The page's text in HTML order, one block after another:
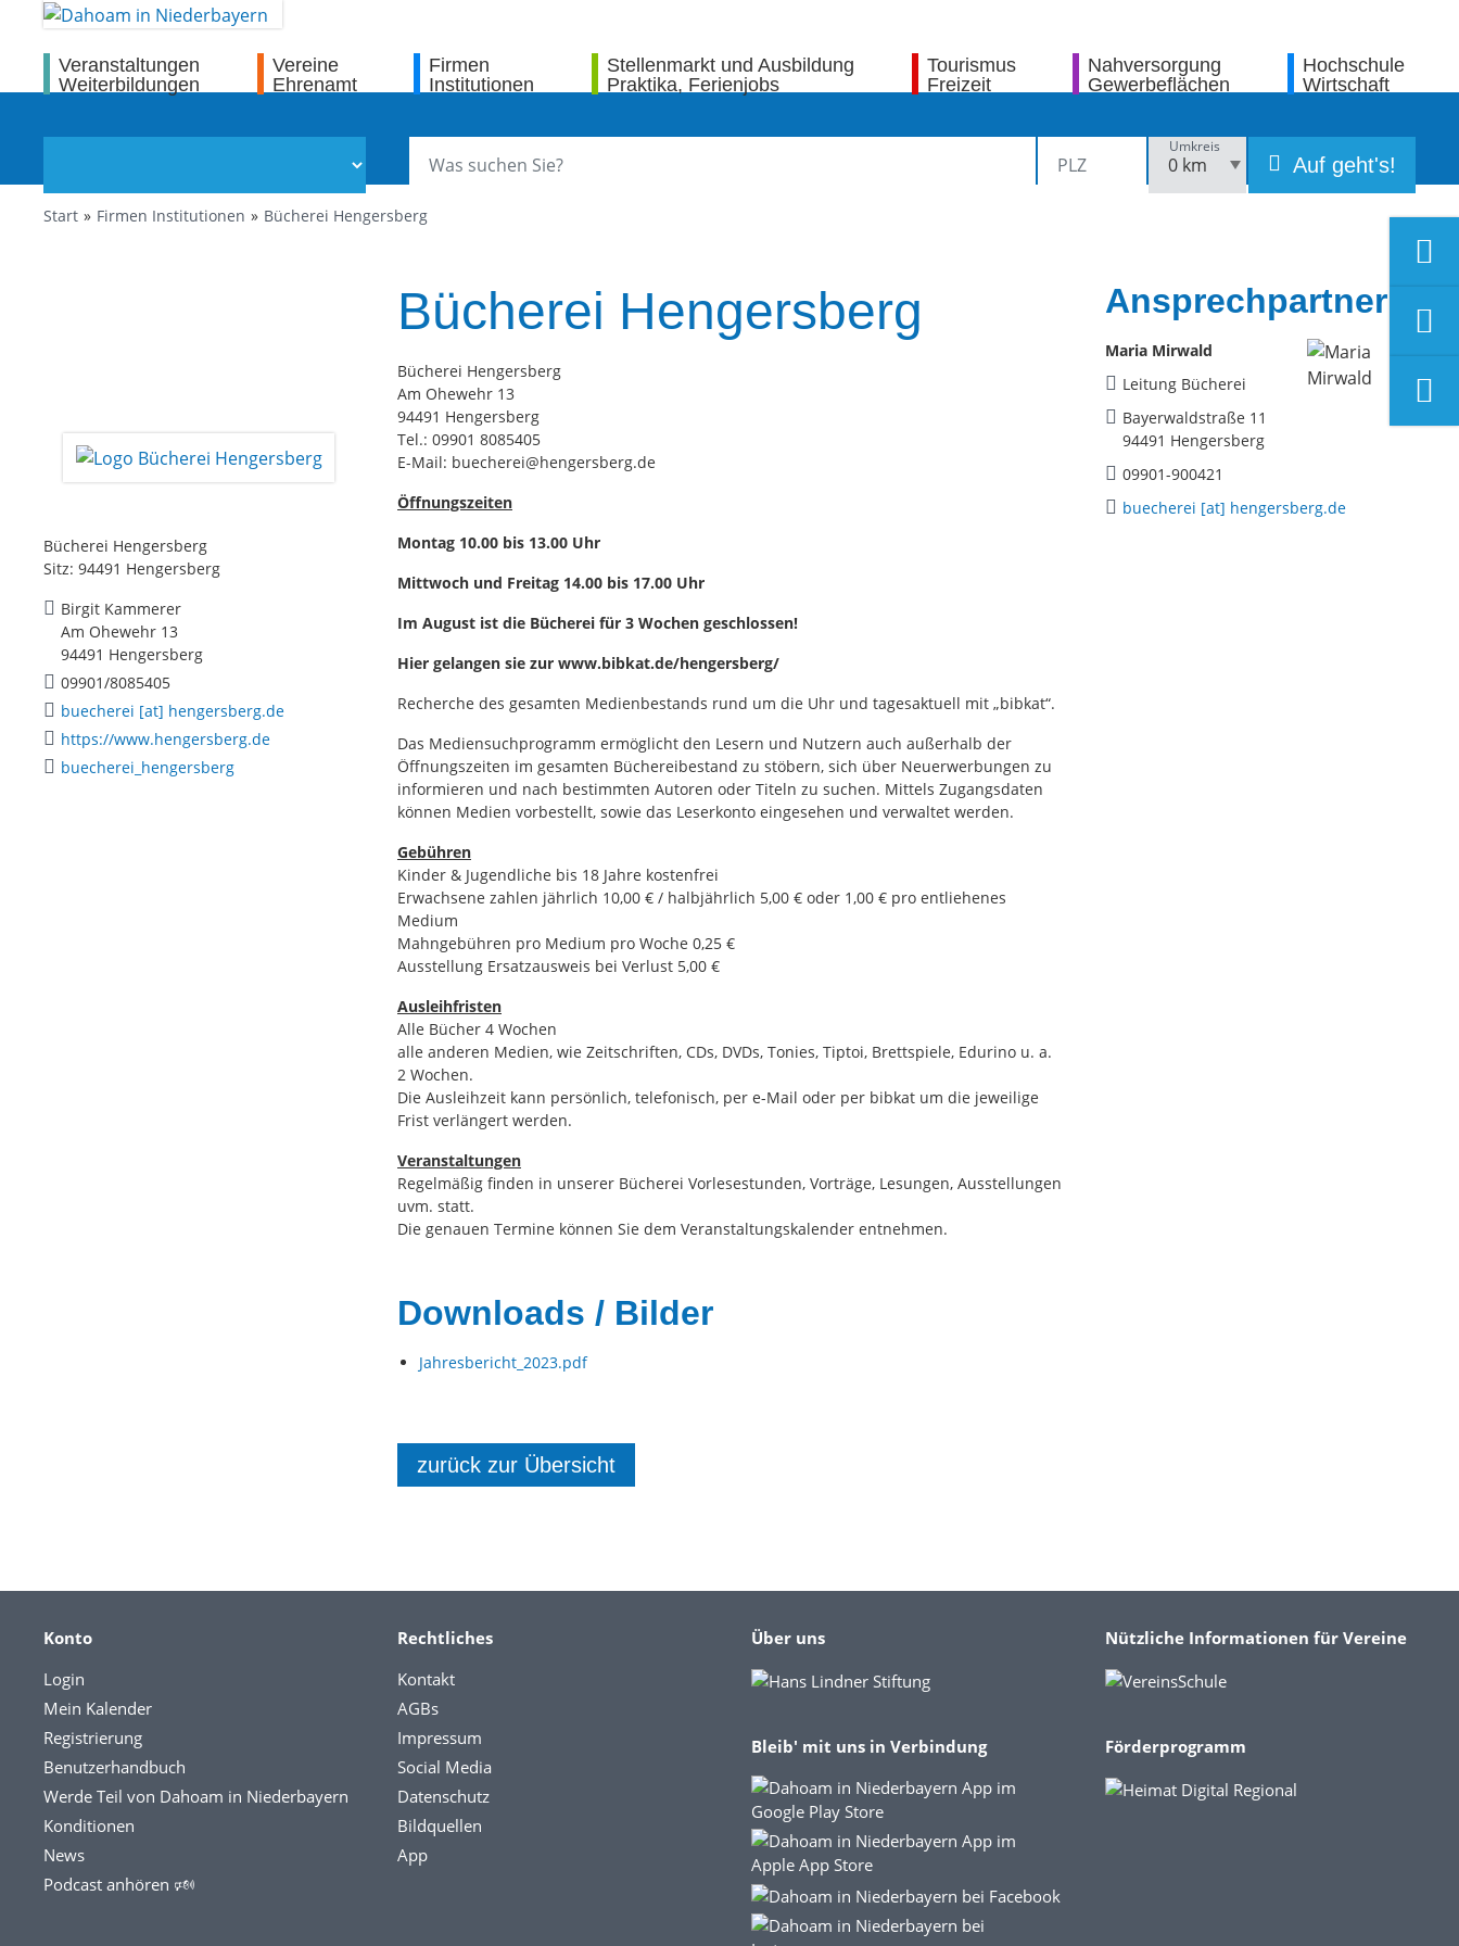
Veranstaltungen
Weiterbildungen
Vereine
Ehrenamt
Firmen
Institutionen
Stellenmarkt und Ausbildung
Praktika, Ferienjobs
Tourismus
Freizeit
Nahversorgung
Gewerbeflächen
Hochschule
Wirtschaft
Umkreis
Auf geht's!
Start Firmen Institutionen Bücherei Hengersberg
Bücherei Hengersberg
Sitz: 94491 Hengersberg
Birgit Kammerer
Am Ohewehr 13
94491 Hengersberg
09901/8085405
buecherei [at] hengersberg.de
https://www.hengersberg.de
buecherei_hengersberg
Bücherei Hengersberg
Bücherei Hengersberg
Am Ohewehr 13
94491 Hengersberg
Tel.: 09901 8085405
E-Mail: buecherei@hengersberg.de
Öffnungszeiten
Montag 10.00 bis 13.00 Uhr
Mittwoch und Freitag 14.00 bis 17.00 Uhr
Im August ist die Bücherei für 3 Wochen geschlossen!
Hier gelangen sie zur www.bibkat.de/hengersberg/
Recherche des gesamten Medienbestands rund um die Uhr und tagesaktuell mit „bibkat“.
Das Mediensuchprogramm ermöglicht den Lesern und Nutzern auch außerhalb der
Öffnungszeiten im gesamten Büchereibestand zu stöbern, sich über Neuerwerbungen zu
informieren und nach bestimmten Autoren oder Titeln zu suchen. Mittels Zugangsdaten
können Medien vorbestellt, sowie das Leserkonto eingesehen und verwaltet werden.
Gebühren
Kinder & Jugendliche bis 18 Jahre kostenfrei
Erwachsene zahlen jährlich 10,00 € / halbjährlich 5,00 € oder 1,00 € pro entliehenes
Medium
Mahngebühren pro Medium pro Woche 0,25 €
Ausstellung Ersatzausweis bei Verlust 5,00 €
Ausleihfristen
Alle Bücher 4 Wochen
alle anderen Medien, wie Zeitschriften, CDs, DVDs, Tonies, Tiptoi, Brettspiele, Edurino u. a.
2 Wochen.
Die Ausleihzeit kann persönlich, telefonisch, per e-Mail oder per bibkat um die jeweilige
Frist verlängert werden.
Veranstaltungen
Regelmäßig finden in unserer Bücherei Vorlesestunden, Vorträge, Lesungen, Ausstellungen
uvm. statt.
Die genauen Termine können Sie dem Veranstaltungskalender entnehmen.
Downloads / Bilder
Jahresbericht_2023.pdf
zurück zur Übersicht
Ansprechpartner
Maria Mirwald
Leitung Bücherei
Bayerwaldstraße 11
94491 Hengersberg
09901-900421
buecherei [at] hengersberg.de
Konto
Login
Mein Kalender
Registrierung
Benutzerhandbuch
Werde Teil von Dahoam in Niederbayern
Konditionen
News
Podcast anhören 🕬
Rechtliches
Kontakt
AGBs
Impressum
Social Media
Datenschutz
Bildquellen
App
Über uns
Bleib' mit uns in Verbindung
Nützliche Informationen für Vereine
Förderprogramm